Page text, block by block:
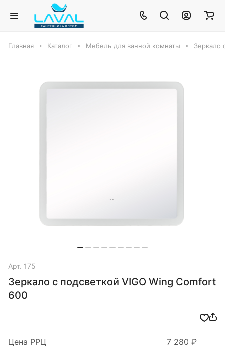
Главная Каталог Мебель для ванной комнаты Зеркало
Арт. 175
Зеркало с подсветкой VIGO Wing Comfort
600
Цена РРЦ 7 280 ₽